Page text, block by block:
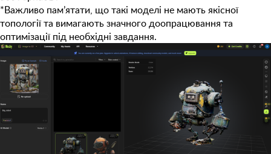
*Важливо пам’ятати, що такі моделі не мають якісної
топології та вимагають значного доопрацювання та
оптимізації під необхідні завдання.